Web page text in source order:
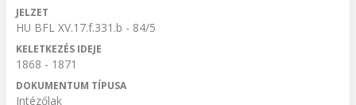
JELZET
HU BFL XV.17.f.331.b - 84/5
KELETKEZÉS IDEJE
1868 - 1871
DOKUMENTUM TÍPUSA
Intézőlak